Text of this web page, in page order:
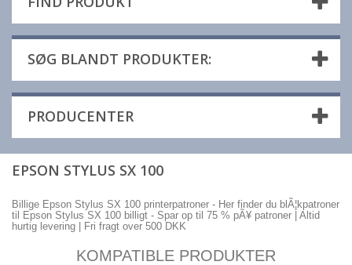
SØG BLANDT PRODUKTER:
PRODUCENTER
EPSON STYLUS SX 100
Billige Epson Stylus SX 100 printerpatroner - Her finder du blÃ¦kpatroner
til Epson Stylus SX 100 billigt - Spar op til 75 % pÃ¥ patroner | Altid
hurtig levering | Fri fragt over 500 DKK
KOMPATIBLE PRODUKTER